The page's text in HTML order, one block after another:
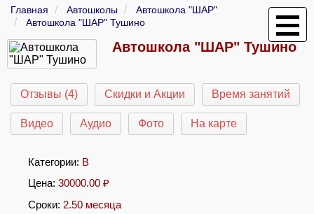
Главная Автошколы
Автошкола "ШАР"
Автошкола "ШАР" Тушино
Автошкола "ШАР" Тушино
Отзывы (4) Скидки и Акции Время занятий
Видео Аудио Фото На карте
Категории: B
Цена: 30000.00 ₽
Сроки: 2.50 месяца